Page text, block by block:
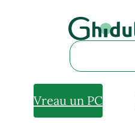
Vreau un PC